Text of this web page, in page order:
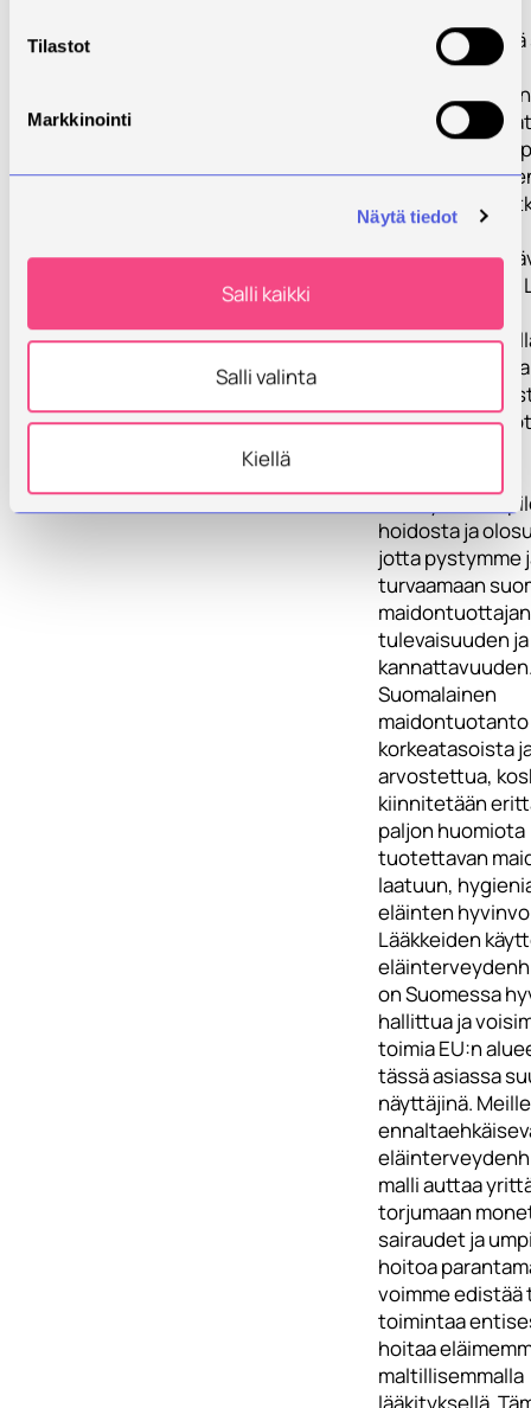
Tilastot
Markkinointi
Näytä tiedot
Salli kaikki
Salli valinta
Kiellä
nähtävissä,
osa lehmän
alkulypsykauden
sairauksista ovat
yhteyksissä
ajan
ruokintaan ja
olisivat
suurelta osalta.
vähentää
sen
potentiaalia
selvityksiä
hoidosta ja
jotta pystymme
turvaamaan
maidontuottajan
tulevaisuuden
Suomalainen
korkeatasoista
arvostettua,
kiinnitetään
paljon huomiota
tuotettavan
laatuun,
eläinten
Lääkkeiden
on Suomessa
hallittua ja
toimia EU:n
tässä asiassa
näyttäjinä.
malli auttaa
torjumaan
sairaudet ja
hoitoa
voimme edistää
toimintaa
hoitaa
maltillisemmalla